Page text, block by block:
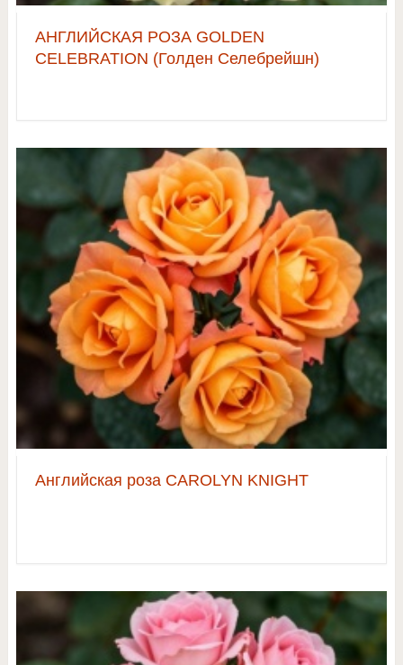
АНГЛИЙСКАЯ РОЗА GOLDEN
CELEBRATION (Голден Селебрейшн)
Английская роза CAROLYN KNIGHT